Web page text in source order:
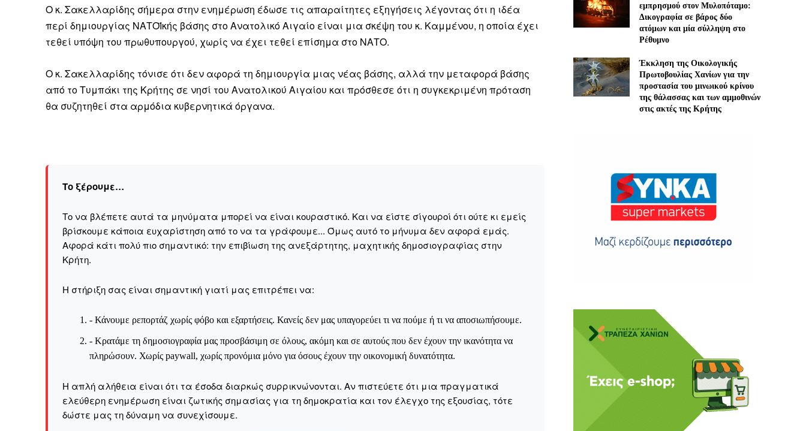
Καθημερινή Μαχητική
Εφημερίδα
ΕΓΓΡΑΦΕΙΤΕ
Ποιοι είμαστε
Στείλτε το άρθρο σας | Κάντε μια δωρεά
Το ξέρουμε…
Ο κ. Σακελλαρίδης σήμερα στην ενημέρωση έδωσε τις απαραίτητες εξηγήσεις λέγοντας ότι η ιδέα
περί δημιουργίας ΝΑΤΟΪκής βάσης στο Ανατολικό Αιγαίο είναι μια σκέψη του κ. Καμμένου, η οποία έχει
τεθεί υπόψη του πρωθυπουργού, χωρίς να έχει τεθεί επίσημα στο ΝΑΤΟ.
Ο κ. Σακελλαρίδης τόνισε ότι δεν αφορά τη δημιουργία μιας νέας βάσης, αλλά την μεταφορά βάσης
από το Τυμπάκι της Κρήτης σε νησί του Ανατολικού Αιγαίου και πρόσθεσε ότι η συγκεκριμένη πρόταση
θα συζητηθεί στα αρμόδια κυβερνητικά όργανα.
Το ξέρουμε…
Το να βλέπετε αυτά τα μηνύματα μπορεί να είναι κουραστικό. Και να είστε σίγουροί ότι ούτε κι εμείς
βρίσκουμε κάποια ευχαρίστηση από το να τα γράφουμε... Όμως αυτό το μήνυμα δεν αφορά εμάς.
Αφορά κάτι πολύ πιο σημαντικό: την επιβίωση της ανεξάρτητης, μαχητικής δημοσιογραφίας στην
Kρήτη.
Η στήριξη σας είναι σημαντική γιατί μας επιτρέπει να:
- Κάνουμε ρεπορτάζ χωρίς φόβο και εξαρτήσεις. Κανείς δεν μας υπαγορεύει τι να πούμε ή τι να αποσιωπήσουμε.
- Κρατάμε τη δημοσιογραφία μας προσβάσιμη σε όλους, ακόμη και σε αυτούς που δεν έχουν την ικανότητα να
πληρώσουν. Χωρίς paywall, χωρίς προνόμια μόνο για όσους έχουν την οικονομική δυνατότητα.
Η απλή αλήθεια είναι ότι τα έσοδα διαρκώς συρρικνώνονται. Αν πιστεύετε ότι μια πραγματικά
ελεύθερη ενημέρωση είναι ζωτικής σημασίας για τη δημοκρατία και τον έλεγχο της εξουσίας, τότε
δώστε μας τη δύναμη να συνεχίσουμε.
εμπρησμού στον Μυλοπόταμο:
Δικογραφία σε βάρος δύο
ατόμων και μία σύλληψη στο
Ρέθυμνο
Έκκληση της Οικολογικής
Πρωτοβουλίας Χανίων για την
προστασία του μινωικού κρίνου
της θάλασσας και των αμμοθινών
στις ακτές της Κρήτης